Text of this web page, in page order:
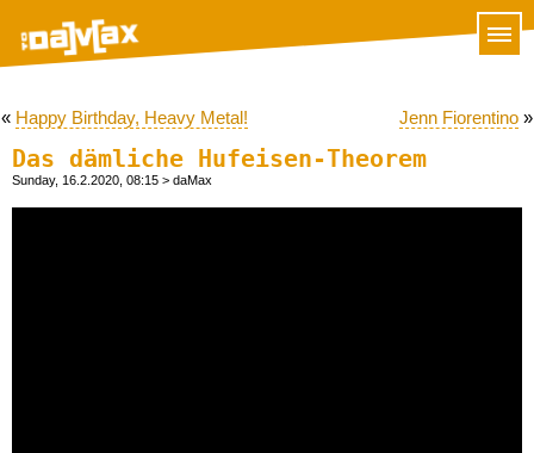
« Happy Birthday, Heavy Metal! Jenn Fiorentino »
Das dämliche Hufeisen-Theorem
Sunday, 16.2.2020, 08:15 > daMax